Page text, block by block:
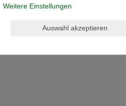
Weitere Einstellungen
Auswahl akzeptieren